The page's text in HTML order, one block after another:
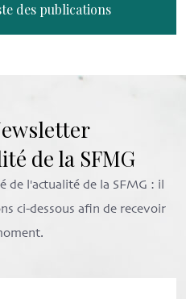
des publications
de la SFMG
l'actualité de la SFMG : il
ci-dessous afin de recevoir